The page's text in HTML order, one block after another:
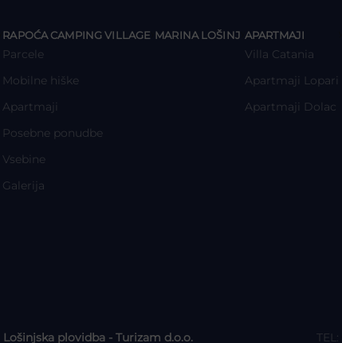
RAPOĆA CAMPING VILLAGE
Parcele
Mobilne hiške
Apartmaji
Posebne ponudbe
Vsebine
Galerija
MARINA LOŠINJ APARTMAJI
Villa Catania
Apartmaji Lopari
Apartmaji Dolac
Lošinjska plovidba - Turizam d.o.o. TEL: